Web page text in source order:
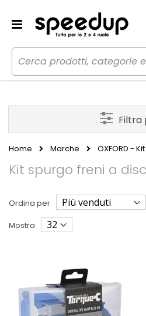
Home Marche OXFORD -
Kit spurgo freni a
Ordina per
Mostra
Filtra